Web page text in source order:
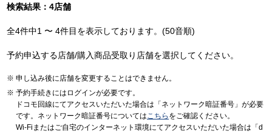
検索結果：4店舗
全4件中1 〜 4件目を表示しております。(50音順)
予約申込する店舗/購入商品受取り店舗を選択してください。
申し込み後に店舗を変更することはできません。
予約手続きにはログインが必要です。
ドコモ回線にてアクセスいただいた場合は「ネットワーク暗証番号」が必要
です。ネットワーク暗証番号についてはこちら をご確認ください。
Wi-Fiまたはご自宅のインターネット環境にてアクセスいただいた場合は「d